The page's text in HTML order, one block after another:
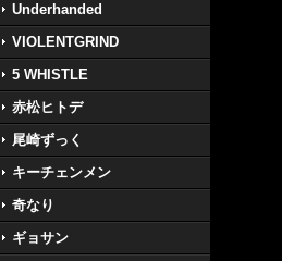
Underhanded
VIOLENTGRIND
5 WHISTLE
赤松ヒトデ
尾崎ずっく
キーチェンメン
奇なり
ギョサン